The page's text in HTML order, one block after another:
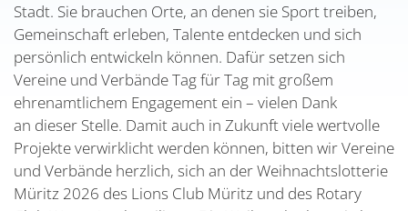
Stadt. Sie brauchen Orte, an denen sie Sport treiben,
Gemeinschaft erleben, Talente entdecken und sich
persönlich entwickeln können. Dafür setzen sich
Vereine und Verbände Tag für Tag mit großem
ehrenamtlichem Engagement ein – vielen Dank
an dieser Stelle. Damit auch in Zukunft viele wertvolle
Projekte verwirklicht werden können, bitten wir Vereine
und Verbände herzlich, sich an der Weihnachtslotterie
Müritz 2026 des Lions Club Müritz und des Rotary